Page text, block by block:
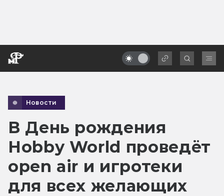
Новости
В День рождения
Hobby World проведёт
open air и игротеки
для всех желающих